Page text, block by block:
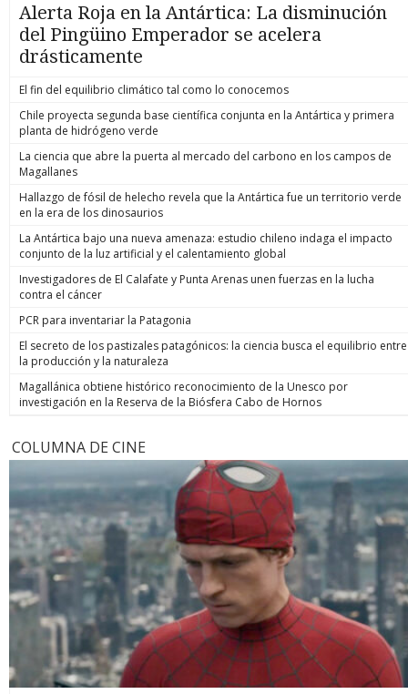
Alerta Roja en la Antártica: La disminución
del Pingüino Emperador se acelera
drásticamente
El fin del equilibrio climático tal como lo conocemos
Chile proyecta segunda base científica conjunta en la Antártica y primera
planta de hidrógeno verde
La ciencia que abre la puerta al mercado del carbono en los campos de
Magallanes
Hallazgo de fósil de helecho revela que la Antártica fue un territorio verde
en la era de los dinosaurios
La Antártica bajo una nueva amenaza: estudio chileno indaga el impacto
conjunto de la luz artificial y el calentamiento global
Investigadores de El Calafate y Punta Arenas unen fuerzas en la lucha
contra el cáncer
PCR para inventariar la Patagonia
El secreto de los pastizales patagónicos: la ciencia busca el equilibrio entre
la producción y la naturaleza
Magallánica obtiene histórico reconocimiento de la Unesco por
investigación en la Reserva de la Biósfera Cabo de Hornos
COLUMNA DE CINE